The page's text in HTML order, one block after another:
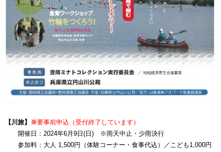
【川旅】 ※要事前申込（受付終了しています）
開催日：2024年6月9日(日) ※雨天中止・少雨決行
参加料：大人 1,500円（体験コーナー・食事代込）／こども1,000円